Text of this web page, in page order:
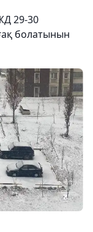
29-30
болатынын